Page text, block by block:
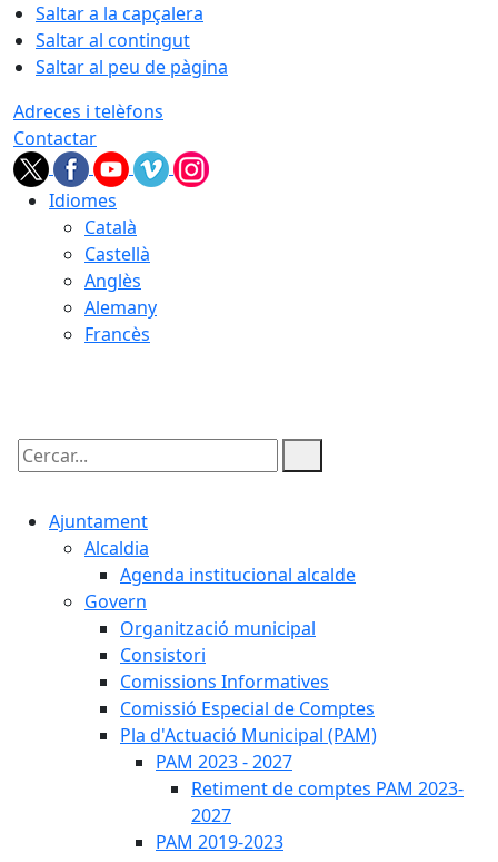
Saltar a la capçalera
Saltar al contingut
Saltar al peu de pàgina
Adreces i telèfons
Contactar
Idiomes
Català
Castellà
Anglès
Alemany
Francès
Cercar:
Ajuntament
Alcaldia
Agenda institucional alcalde
Govern
Organització municipal
Consistori
Comissions Informatives
Comissió Especial de Comptes
Pla d'Actuació Municipal (PAM)
PAM 2023 - 2027
Retiment de comptes PAM 2023-
2027
PAM 2019-2023